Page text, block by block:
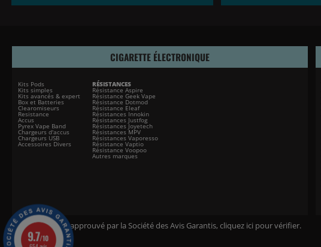
Marchand approuvé par la Société des Avis Garantis,cliquez ici pour vérifier.
CIGARETTE ÉLECTRONIQUE
Kits Pods
Kits simples
Kits avancés & expert
Box et Batteries
Clearomiseurs
Resistance
Accus
Pyrex Vape Band
Chargeurs d'accus
Chargeurs USB
Accessoires Divers
RÉSISTANCES
Résistance Aspire
Résistance Geek Vape
Résistance Dotmod
Résistance Eleaf
Résistances Innokin
Résistances Justfog
Résistances Joyetech
Résistances MPV
Résistances Vaporesso
Résistance Vaptio
Résistance Voopoo
Autres marques
9.7/10